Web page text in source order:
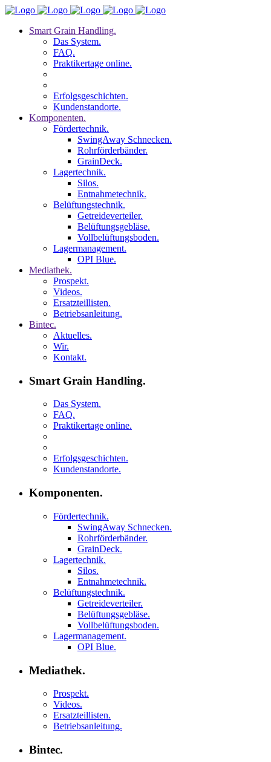
Smart Grain Handling.
Das System.
FAQ.
Praktikertage online.
Erfolgsgeschichten.
Kundenstandorte.
Komponenten.
Fördertechnik.
SwingAway Schnecken.
Rohrförderbänder.
GrainDeck.
Lagertechnik.
Silos.
Entnahmetechnik.
Belüftungstechnik.
Getreideverteiler.
Belüftungsgebläse.
Vollbelüftungsboden.
Lagermanagement.
OPI Blue.
Mediathek.
Prospekt.
Videos.
Ersatzteillisten.
Betriebsanleitung.
Bintec.
Aktuelles.
Wir.
Kontakt.
Smart Grain Handling.
Das System.
FAQ.
Praktikertage online.
Erfolgsgeschichten.
Kundenstandorte.
Komponenten.
Fördertechnik.
SwingAway Schnecken.
Rohrförderbänder.
GrainDeck.
Lagertechnik.
Silos.
Entnahmetechnik.
Belüftungstechnik.
Getreideverteiler.
Belüftungsgebläse.
Vollbelüftungsboden.
Lagermanagement.
OPI Blue.
Mediathek.
Prospekt.
Videos.
Ersatzteillisten.
Betriebsanleitung.
Bintec.